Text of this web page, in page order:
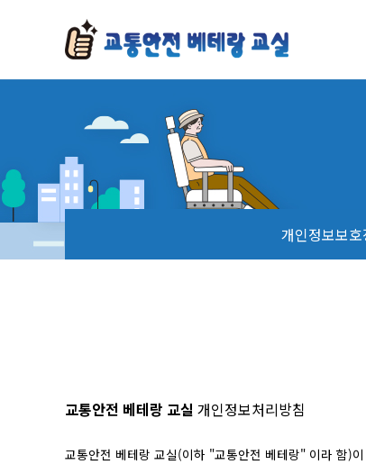
안전운전교육
교통안전 인식개선 캠
시니어 교통안전 골든
개인정보보호
교통안전 베테랑 교실 개인정보처리방침
교통안전 베테랑 교실(이하 "교통안전 베테랑" 이라 함)